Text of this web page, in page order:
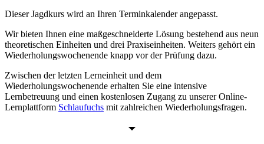
Dieser Jagdkurs wird an Ihren Terminkalender angepasst.
Wir bieten Ihnen eine maßgeschneiderte Lösung bestehend aus neun
theoretischen Einheiten und drei Praxiseinheiten. Weiters gehört ein
Wiederholungswochenende knapp vor der Prüfung dazu.
Zwischen der letzten Lerneinheit und dem
Wiederholungswochenende erhalten Sie eine intensive
Lernbetreuung und einen kostenlosen Zugang zu unserer Online-
Lernplattform Schlaufuchs mit zahlreichen Wiederholungsfragen.